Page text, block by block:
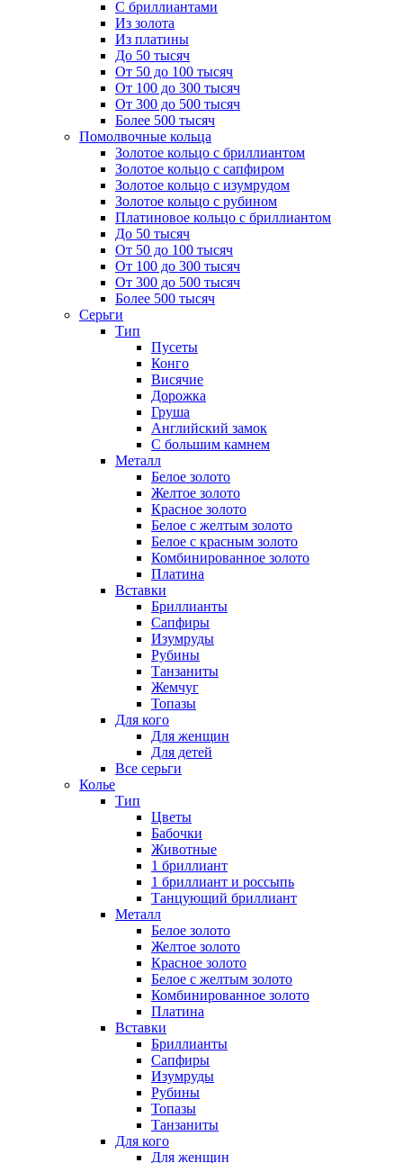
С бриллиантами
Из золота
Из платины
До 50 тысяч
От 50 до 100 тысяч
От 100 до 300 тысяч
От 300 до 500 тысяч
Более 500 тысяч
Помолвочные кольца
Золотое кольцо с бриллиантом
Золотое кольцо с сапфиром
Золотое кольцо с изумрудом
Золотое кольцо с рубином
Платиновое кольцо с бриллиантом
До 50 тысяч
От 50 до 100 тысяч
От 100 до 300 тысяч
От 300 до 500 тысяч
Более 500 тысяч
Серьги
Тип
Пусеты
Конго
Висячие
Дорожка
Груша
Английский замок
С большим камнем
Металл
Белое золото
Желтое золото
Красное золото
Белое с желтым золото
Белое с красным золото
Комбинированное золото
Платина
Вставки
Бриллианты
Сапфиры
Изумруды
Рубины
Танзаниты
Жемчуг
Топазы
Для кого
Для женщин
Для детей
Все серьги
Колье
Тип
Цветы
Бабочки
Животные
1 бриллиант
1 бриллиант и россыпь
Танцующий бриллиант
Металл
Белое золото
Желтое золото
Красное золото
Белое с желтым золото
Комбинированное золото
Платина
Вставки
Бриллианты
Сапфиры
Изумруды
Рубины
Топазы
Танзаниты
Для кого
Для женщин